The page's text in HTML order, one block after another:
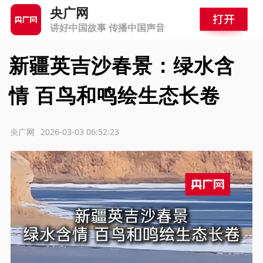
央广网
讲好中国故事 传播中国声音
新疆英吉沙春景：绿水含
情 百鸟和鸣绘生态长卷
2026-03-03 06:52:23
央广网